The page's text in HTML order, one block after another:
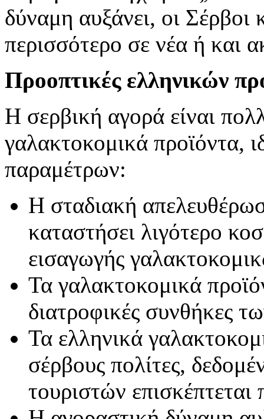
δύναμη αυξάνει, οι Σέρβοι
περισσότερο σε νέα ή και
Προοπτικές ελληνικών
Η σερβική αγορά είναι
γαλακτοκομικά προϊόντα,
παραμέτρων:
Η σταδιακή
καταστήσει λιγότερο
εισαγωγής
Τα γαλακτοκομικά
διατροφικές συνθήκες
Τα ελληνικά
σέρβους πολίτες,
τουριστών